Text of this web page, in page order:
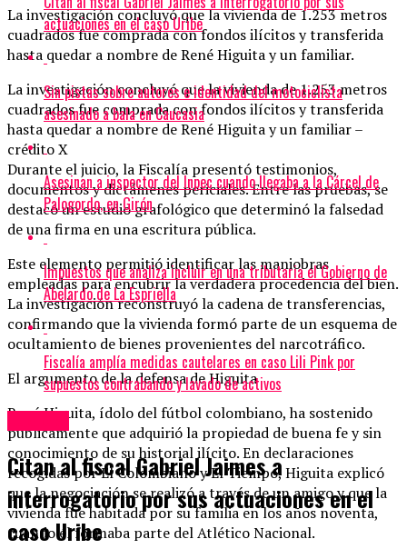
La investigación concluyó que la vivienda de 1.253 metros
cuadrados fue comprada con fondos ilícitos y transferida
hasta quedar a nombre de René Higuita y un familiar.
La investigación concluyó que la vivienda de 1.253 metros
cuadrados fue comprada con fondos ilícitos y transferida
hasta quedar a nombre de René Higuita y un familiar –
crédito X
Durante el juicio, la Fiscalía presentó testimonios,
documentos y dictámenes periciales. Entre las pruebas, se
destacó un estudio grafológico que determinó la falsedad
de una firma en una escritura pública.
Este elemento permitió identificar las maniobras
empleadas para encubrir la verdadera procedencia del bien.
La investigación reconstruyó la cadena de transferencias,
confirmando que la vivienda formó parte de un esquema de
ocultamiento de bienes provenientes del narcotráfico.
El argumento de la defensa de Higuita
René Higuita, ídolo del fútbol colombiano, ha sostenido
públicamente que adquirió la propiedad de buena fe y sin
conocimiento de su historial ilícito. En declaraciones
recogidas por El Colombiano y El Tiempo, Higuita explicó
que la negociación se realizó a través de un amigo y que la
vivienda fue habitada por su familia en los años noventa,
cuando él formaba parte del Atlético Nacional.
actuaciones en el caso Uribe
Sin pistas sobre autores e identidad del motociclista
asesinado a bala en Caucasia
Asesinan a inspector del Inpec cuando llegaba a la Cárcel de
Palogordo, en Girón
Impuestos que analiza incluir en una tributaria el Gobierno de
Abelardo de La Espriella
Fiscalía amplía medidas cautelares en caso Lili Pink por
supuestos contrabando y lavado de activos
Citan al fiscal Gabriel Jaimes a
interrogatorio por sus actuaciones en el
caso Uribe